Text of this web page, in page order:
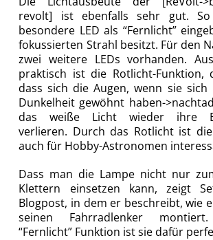
revolt] ist ebenfalls sehr gut.
besondere LED als “Fernlicht”
fokussierten Strahl besitzt. Für den
zwei weitere LEDs vorhanden.
praktisch ist die Rotlicht-Funktion,
dass sich die Augen, wenn sie
Dunkelheit gewöhnt haben-
das weiße Licht wieder ihre
verlieren. Durch das Rotlicht ist
auch für Hobby-Astronomen
Dass man die Lampe nicht nur
Klettern einsetzen kann, zeigt
Blogpost, in dem er beschreibt, wie
seinen Fahrradlenker
“Fernlicht” Funktion ist sie dafür